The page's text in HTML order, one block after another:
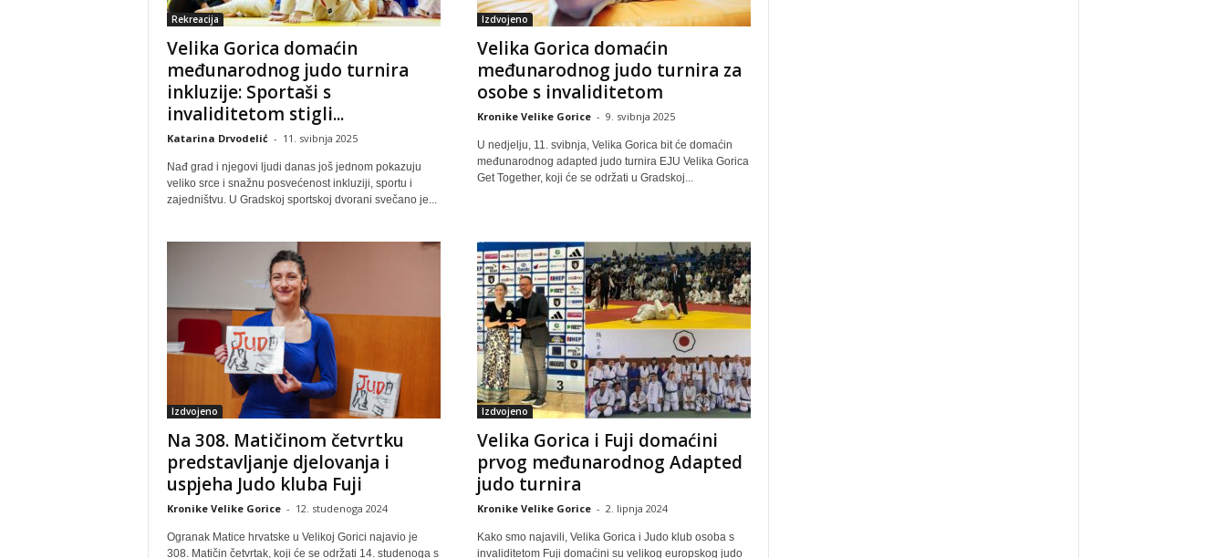
Rekreacija
Velika Gorica domaćin
međunarodnog judo turnira
inkluzije: Sportaši s
invaliditetom stigli...
Katarina Drvodelić - 11. svibnja 2025
Nađ grad i njegovi ljudi danas još jednom pokazuju
veliko srce i snažnu posvećenost inkluziji, sportu i
zajedništvu. U Gradskoj sportskoj dvorani svečano je...
Izdvojeno
Velika Gorica domaćin
međunarodnog judo turnira za
osobe s invaliditetom
Kronike Velike Gorice - 9. svibnja 2025
U nedjelju, 11. svibnja, Velika Gorica bit će domaćin
međunarodnog adapted judo turnira EJU Velika Gorica
Get Together, koji će se održati u Gradskoj...
Izdvojeno
Na 308. Matičinom četvrtku
predstavljanje djelovanja i
uspjeha Judo kluba Fuji
Kronike Velike Gorice - 12. studenoga 2024
Ogranak Matice hrvatske u Velikoj Gorici najavio je
308. Matičin četvrtak, koji će se održati 14. studenoga s
Izdvojeno
Velika Gorica i Fuji domaćini
prvog međunarodnog Adapted
judo turnira
Kronike Velike Gorice - 2. lipnja 2024
Kako smo najavili, Velika Gorica i Judo klub osoba s
invaliditetom Fuji domaćini su velikog europskog judo